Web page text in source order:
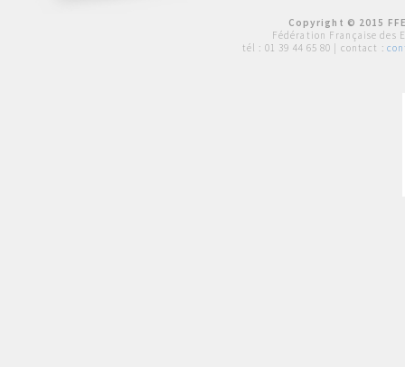
Copyright © 2015
Fédération Française des
tél : 01 39 44 65 80 | contact :